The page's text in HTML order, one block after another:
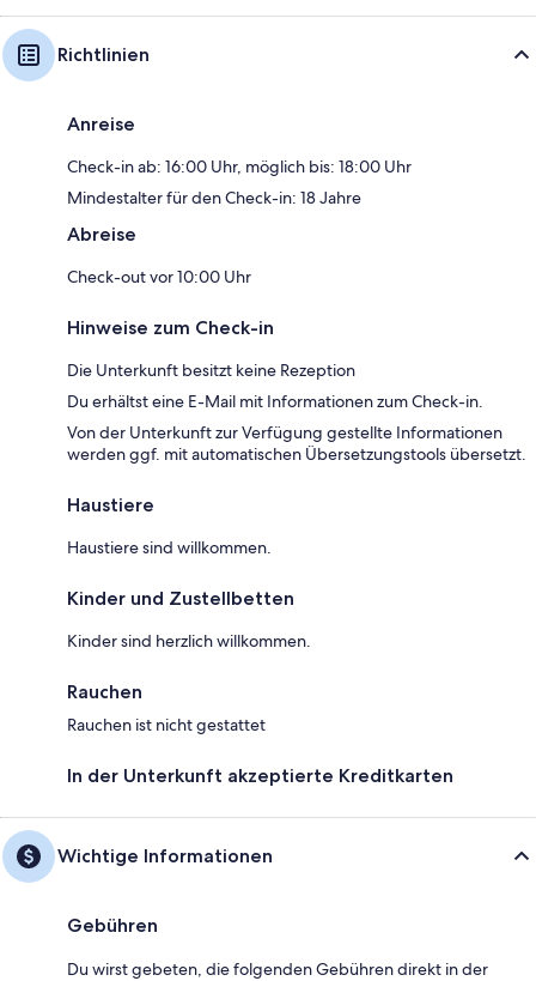
Richtlinien
Anreise
Check-in ab: 16:00 Uhr, möglich bis: 18:00 Uhr
Mindestalter für den Check-in: 18 Jahre
Abreise
Check-out vor 10:00 Uhr
Hinweise zum Check-in
Die Unterkunft besitzt keine Rezeption
Du erhältst eine E-Mail mit Informationen zum Check-in.
Von der Unterkunft zur Verfügung gestellte Informationen
werden ggf. mit automatischen Übersetzungstools übersetzt.
Haustiere
Haustiere sind willkommen.
Kinder und Zustellbetten
Kinder sind herzlich willkommen.
Rauchen
Rauchen ist nicht gestattet
In der Unterkunft akzeptierte Kreditkarten
Wichtige Informationen
Gebühren
Du wirst gebeten, die folgenden Gebühren direkt in der